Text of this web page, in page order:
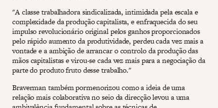
"A classe trabalhadora sindicalizada, intimidada pela escala e
complexidade da produção capitalista, e enfraquecida do seu
impulso revolucionário original pelos ganhos proporcionados
pelo rápido aumento da produtividade, perdeu cada vez mais a
vontade e a ambição de arrancar o controlo da produção das
mãos capitalistas e virou-se cada vez mais para a negociação da
parte do produto fruto desse trabalho."
Braverman também pormenorizou como a ideia de uma
relação mais colaborativa no seio da direcção levou a uma